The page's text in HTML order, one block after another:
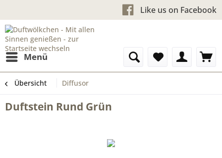
Kostenloser Versand ab
Like us on
Menü
Übersicht Diffusor
Duftstein Rund Grün